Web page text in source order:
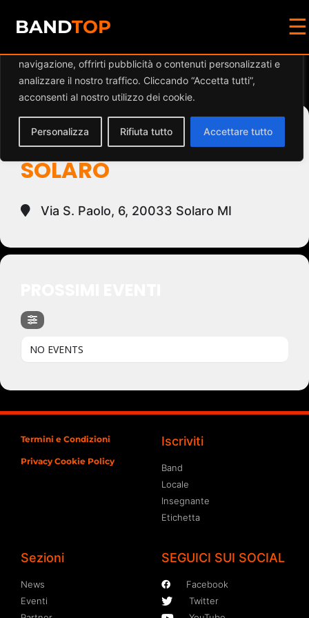
Diamo valore alla tua privacy
navigazione, offrirti pubblicità o contenuti personalizzati e
analizzare il nostro traffico. Cliccando “Accetta tutti”,
acconsenti al nostro utilizzo dei cookie.
Personalizza Rifiuta tutto Accettare tutto
BANDTOP ☰
Events at this location
ORATORIO SAN LUIGI
SOLARO
Via S. Paolo, 6, 20033 Solaro MI
NO EVENTS
Termini e Condizioni
Privacy Cookie Policy
Iscriviti
Band
Locale
Insegnante
Etichetta
Sezioni
News
Eventi
SEGUICI SUI SOCIAL
Facebook
Twitter